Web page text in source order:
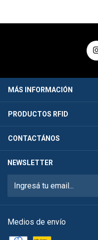
MÁS INFORMACIÓN
PRODUCTOS RFID
CONTACTÁNOS
NEWSLETTER
Medios de envío